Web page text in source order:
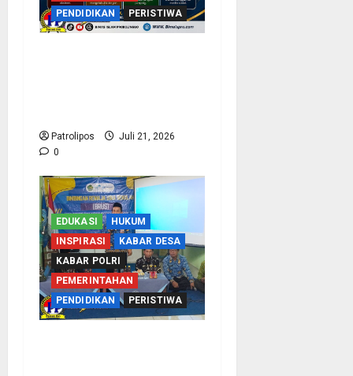
PENDIDIKAN
PERISTIWA
Patrolipos
Juli 21, 2026
0
EDUKASI
HUKUM
INSPIRASI
KABAR DESA
KABAR POLRI
PEMERINTAHAN
PENDIDIKAN
PERISTIWA